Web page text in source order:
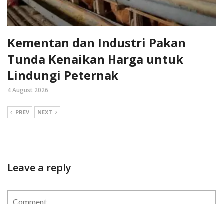
Kementan dan Industri Pakan
Tunda Kenaikan Harga untuk
Lindungi Peternak
4 August 2026
PREV NEXT
Leave a reply